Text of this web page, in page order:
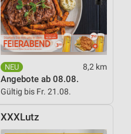
8,2 km
Angebote ab 08.08.
Gültig bis Fr. 21.08.
XXXLutz